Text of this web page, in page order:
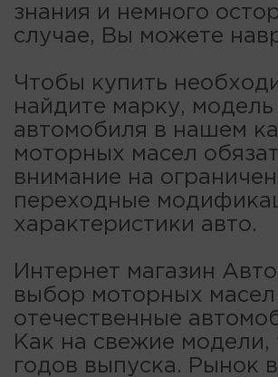
знания и немного
случае, Вы можете
Чтобы купить
найдите марку,
автомобиля в нашем
моторных масел
внимание на
переходные
характеристики авто.
Интернет магазин
выбор моторных масел
отечественные
Как на свежие модели,
годов выпуска. Рынок